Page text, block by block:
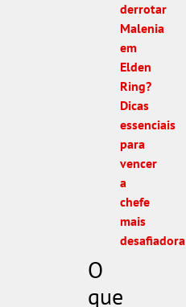
derrotar
Malenia
em
Elden
Ring?
Dicas
essenciais
para
vencer
a
chefe
mais
desafiadora
O
que